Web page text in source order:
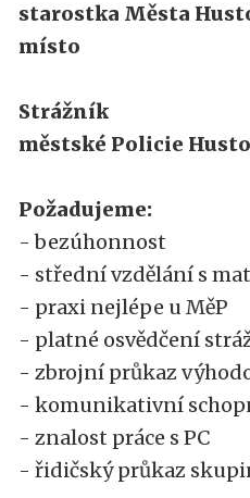
starostka Města
místo
Strážník
městské Policie
Požadujeme:
- bezúhonnost
- střední vzdělání s
- praxi nejlépe u MěP
- platné osvědčení
- zbrojní průkaz
- komunikativní
- znalost práce s PC
- řidičský průkaz